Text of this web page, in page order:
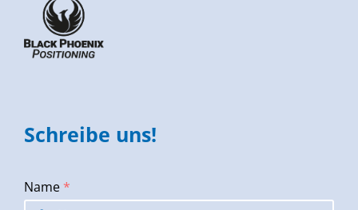
Schreibe uns!
Name *